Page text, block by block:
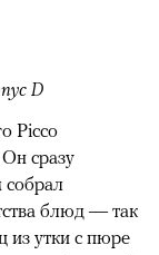
D
Picco
сразу
собрал
блюд — так
из утки с пюре